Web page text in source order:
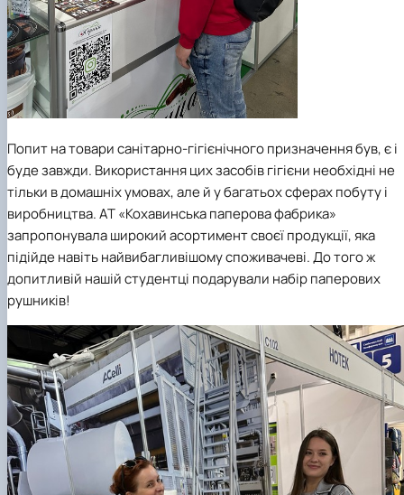
Попит на товари санітарно-гігієнічного призначення був, є і
буде завжди. Використання цих засобів гігієни необхідні не
тільки в домашніх умовах, але й у багатьох сферах побуту і
виробництва. АТ «Кохавинська паперова фабрика»
запропонувала широкий асортимент своєї продукції, яка
підійде навіть найвибагливішому споживачеві. До того ж
допитливій нашій студентці подарували набір паперових
рушників!